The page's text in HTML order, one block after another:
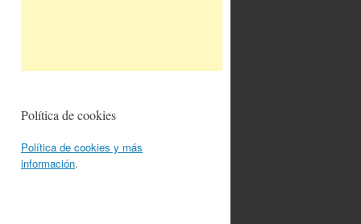
Política de cookies
Política de cookies y más
información.